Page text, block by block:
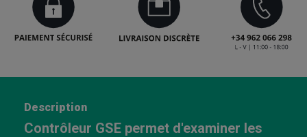
Description
Contrôleur GSE permet d'examiner les